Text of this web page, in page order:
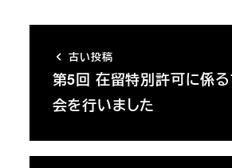
古い投稿
第5回 在留特別許可に係
会を行いました